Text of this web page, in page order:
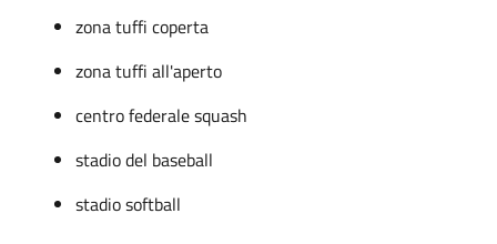
zona tuffi coperta
zona tuffi all'aperto
centro federale squash
stadio del baseball
stadio softball